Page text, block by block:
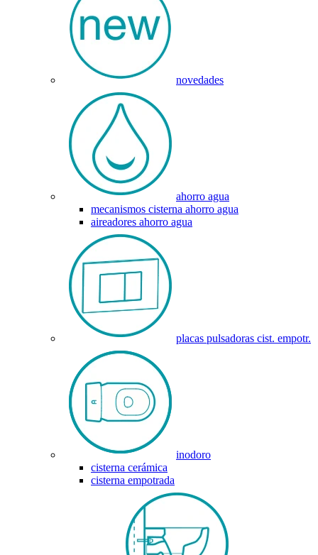
novedades
ahorro agua
mecanismos cisterna ahorro agua
aireadores ahorro agua
placas pulsadoras cist. empotr.
inodoro
cisterna cerámica
cisterna empotrada